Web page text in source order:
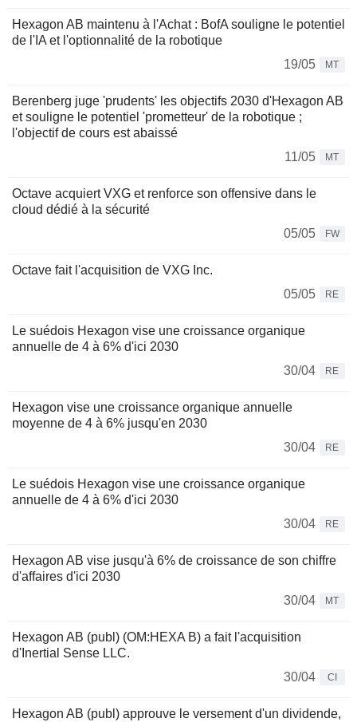
Hexagon AB maintenu à l'Achat : BofA souligne le potentiel
de l'IA et l'optionnalité de la robotique
19/05
MT
Berenberg juge 'prudents' les objectifs 2030 d'Hexagon AB
et souligne le potentiel 'prometteur' de la robotique ;
l'objectif de cours est abaissé
11/05
MT
Octave acquiert VXG et renforce son offensive dans le
cloud dédié à la sécurité
05/05
FW
Octave fait l'acquisition de VXG Inc.
05/05
RE
Le suédois Hexagon vise une croissance organique
annuelle de 4 à 6% d'ici 2030
30/04
RE
Hexagon vise une croissance organique annuelle
moyenne de 4 à 6% jusqu'en 2030
30/04
RE
Le suédois Hexagon vise une croissance organique
annuelle de 4 à 6% d'ici 2030
30/04
RE
Hexagon AB vise jusqu'à 6% de croissance de son chiffre
d'affaires d'ici 2030
30/04
MT
Hexagon AB (publ) (OM:HEXA B) a fait l'acquisition
d'Inertial Sense LLC.
30/04
CI
Hexagon AB (publ) approuve le versement d'un dividende,